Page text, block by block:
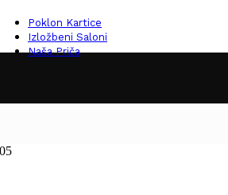
Poklon Kartice
Izložbeni Saloni
Naša Priča